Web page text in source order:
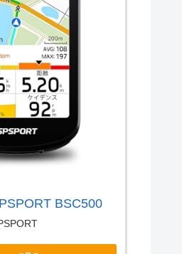
BSC500